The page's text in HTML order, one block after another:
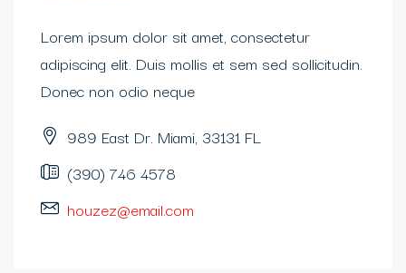
Lorem ipsum dolor sit amet, consectetur
adipiscing elit. Duis mollis et sem sed sollicitudin.
Donec non odio neque
989 East Dr. Miami, 33131 FL
(390) 746 4578
houzez@email.com